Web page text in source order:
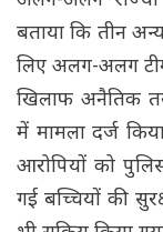
बताया कि तीन
लिए अलग-अलग
खिलाफ अनैतिक
में मामला दर्ज
आरोपियों को
गई बच्चियों की